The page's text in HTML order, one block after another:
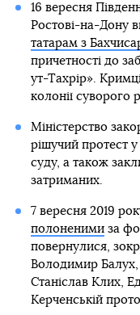
16 вересня
Ростові-на-Дону
татарам з
причетності до
ут-Тахрір».
колонії суворого
Міністерство
рішучий протест
суду, а також
затриманих.
7 вересня 2019
полоненимиза
повернулися,
Володимир
Станіслав Клих,
Керченській